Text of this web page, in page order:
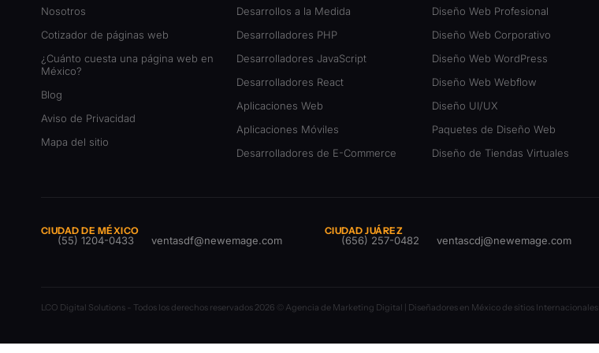
Nosotros
Cotizador de páginas web
¿Cuánto cuesta una página web en
México?
Blog
Aviso de Privacidad
Mapa del sitio
Desarrollos a la Medida
Desarrolladores PHP
Desarrolladores JavaScript
Desarrolladores React
Aplicaciones Web
Aplicaciones Móviles
Desarrolladores de E-Commerce
Diseño Web Profesional
Diseño Web Corporativo
Diseño Web WordPress
Diseño Web Webflow
Diseño UI/UX
Paquetes de Diseño Web
Diseño de Tiendas Virtuales
CIUDAD DE MÉXICO
(55) 1204-0433 ventasdf@newemage.com
CIUDAD JUÁREZ
(656) 257-0482 ventascdj@newemage.com
LCO Digital Solutions - Todos los derechos reservados 2026 © Agencia de Marketing Digital | Diseñadores en México de sitios Internacionales